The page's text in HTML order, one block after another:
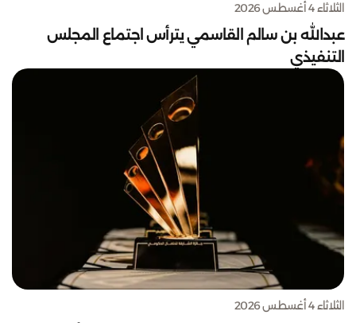
الثلاثاء 4 أغسطس 2026
عبدالله بن سالم القاسمي يترأس اجتماع المجلس
التنفيذي
الثلاثاء 4 أغسطس 2026